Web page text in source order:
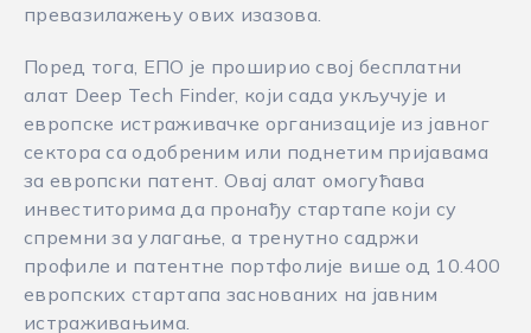
превазилажењу ових изазова.
Поред тога, ЕПО је проширио свој бесплатни
алат Deep Tech Finder, који сада укључује и
европске истраживачке организације из јавног
сектора са одобреним или поднетим пријавама
за европски патент. Овај алат омогућава
инвеститорима да пронађу стартапе који су
спремни за улагање, а тренутно садржи
профиле и патентне портфолије више од 10.400
европских стартапа заснованих на јавним
истраживањима.